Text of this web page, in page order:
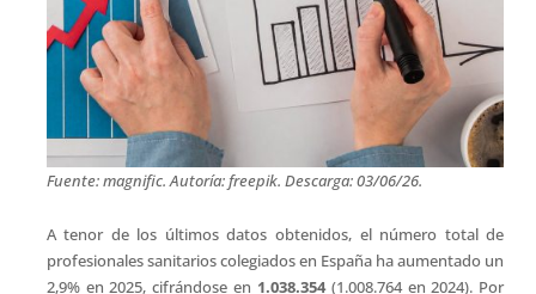
Fuente: magnific. Autoría: freepik. Descarga: 03/06/26.
A tenor de los últimos datos obtenidos, el número total de
profesionales sanitarios colegiados en España ha aumentado un
2,9% en 2025, cifrándose en 1.038.354(1.008.764 en 2024). Por